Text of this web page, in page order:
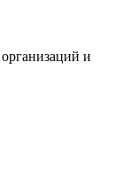
и